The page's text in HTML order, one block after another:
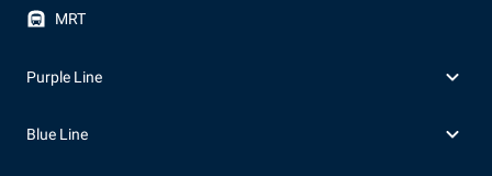
MRT
Purple Line
Blue Line